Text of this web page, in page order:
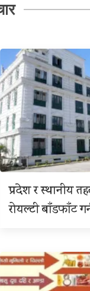
प्रदेश र स्थानीय
रोयल्टी बाँडफाँट